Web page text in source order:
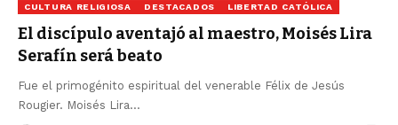
CULTURA RELIGIOSA DESTACADOS LIBERTAD CATÓLICA
El discípulo aventajó al maestro, Moisés Lira
Serafín será beato
Fue el primogénito espiritual del venerable Félix de Jesús
Rougier. Moisés Lira…